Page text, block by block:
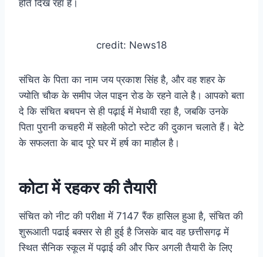
होते दिख रहा है।
credit: News18
संचित के पिता का नाम जय प्रकाश सिंह है, और वह शहर के
ज्योति चौक के समीप जेल पाइन रोड के रहने वाले है। आपको बता
दे कि संचित बचपन से ही पढ़ाई में मेधावी रहा है, जबकि उनके
पिता पुरानी कचहरी में सहेली फोटो स्टेट की दुकान चलाते हैं। बेटे
के सफलता के बाद पूरे घर में हर्ष का माहौल है।
कोटा में रहकर की तैयारी
संचित को नीट की परीक्षा में 7147 रैंक हासिल हुआ है, संचित की
शुरूआती पढाई बक्सर से ही हुई है जिसके बाद वह छत्तीसगढ़ में
स्थित सैनिक स्कूल में पढ़ाई की और फिर अगली तैयारी के लिए